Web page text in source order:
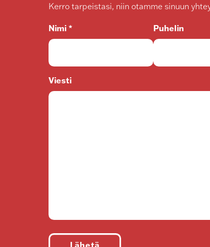
Kerro tarpeistasi, niin otamme sinuun
Nimi * Puhelin
Viesti